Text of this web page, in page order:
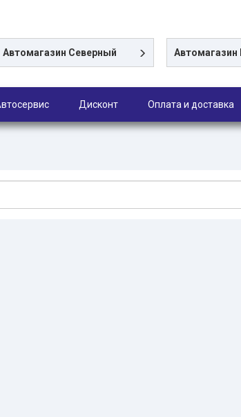
Автомагазин Северный Автомагазин
Дисконт Оплата и доставка